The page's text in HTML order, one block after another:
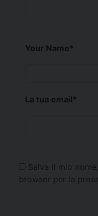
Your Name*
La tua email*
Salva il mio
browser per la